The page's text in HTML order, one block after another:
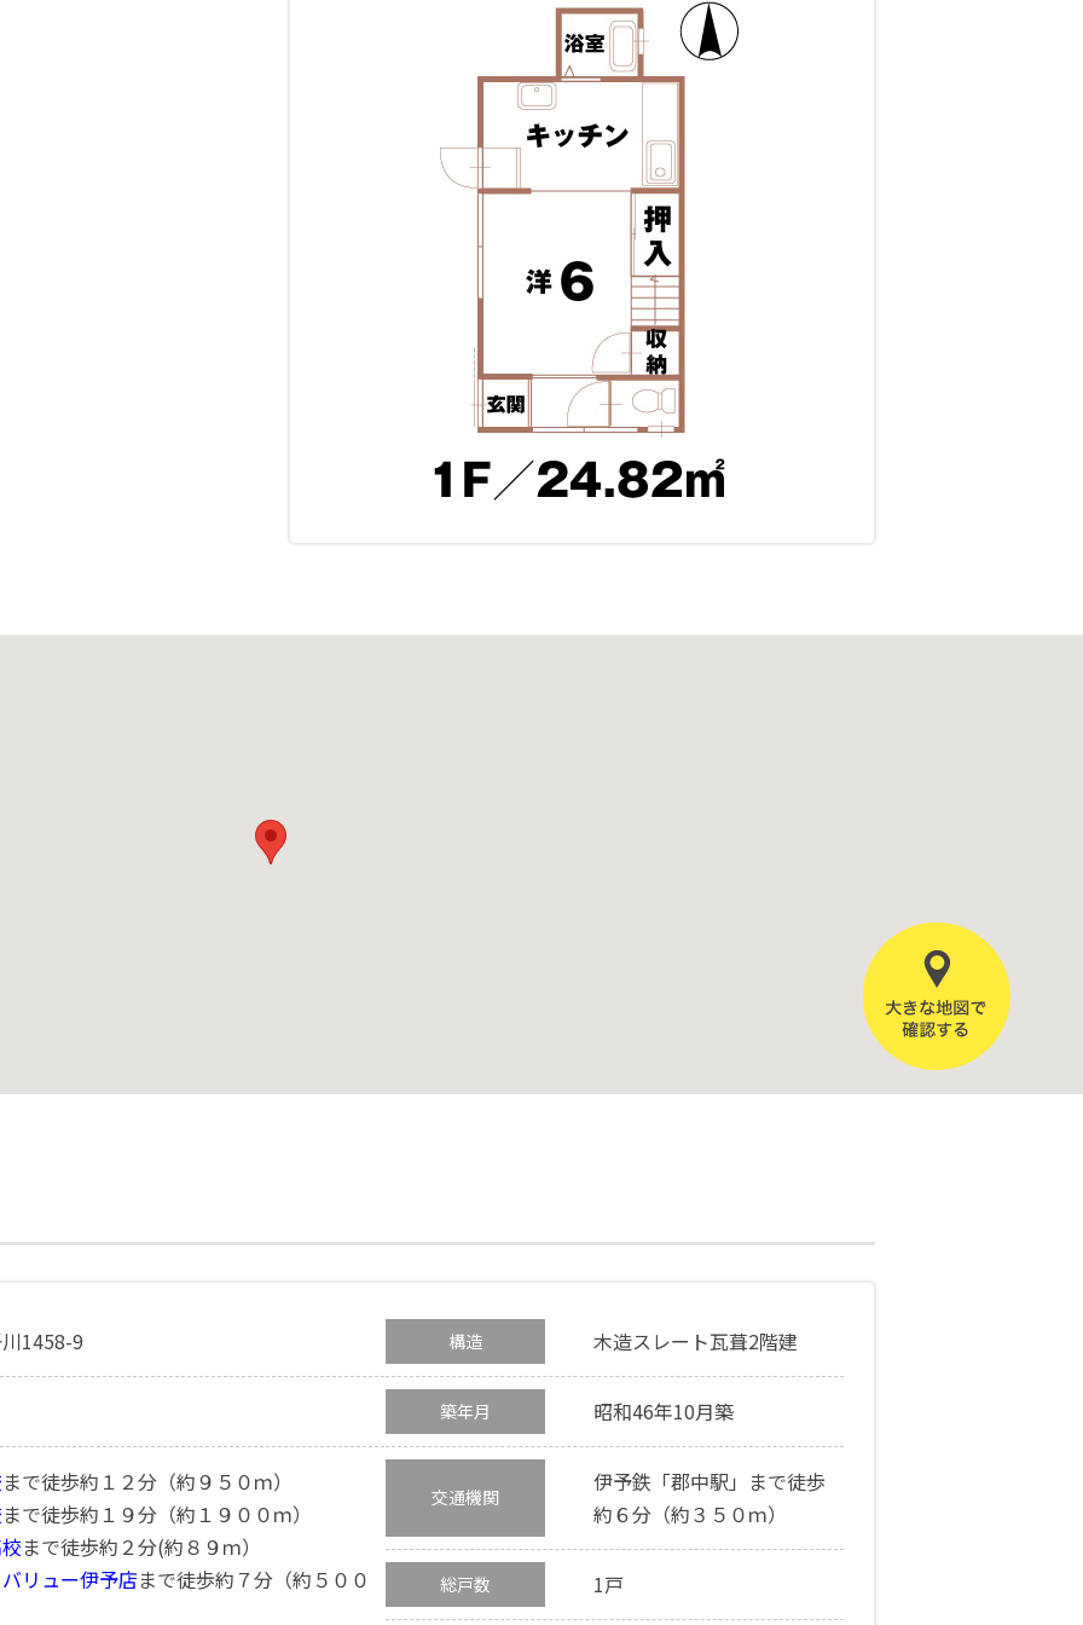
1458-9
まで徒歩約１２分（約９５０ｍ）
まで徒歩約１９分（約１９００ｍ）
まで徒歩約２分(約８９ｍ）
リュー伊予店まで徒歩約７分（約５００
構造 木造スレート瓦葺2階建
築年月 昭和46年10月築
交通機関
伊予鉄「郡中駅」まで徒歩
約６分（約３５０ｍ）
総戸数 1戸